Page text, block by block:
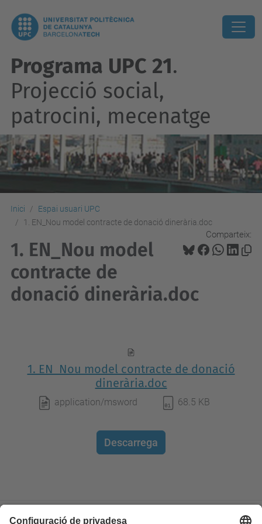
Programa UPC 21.
Projecció social,
patrocini, mecenatge
Inici
Espai usuari UPC
1. EN_Nou model contracte de donació dinerària.doc
Comparteix:
1. EN_Nou model
contracte de
donació dinerària.doc
1. EN_Nou model contracte de donació
dinerària.doc
application/msword 68.5 KB
Descarrega